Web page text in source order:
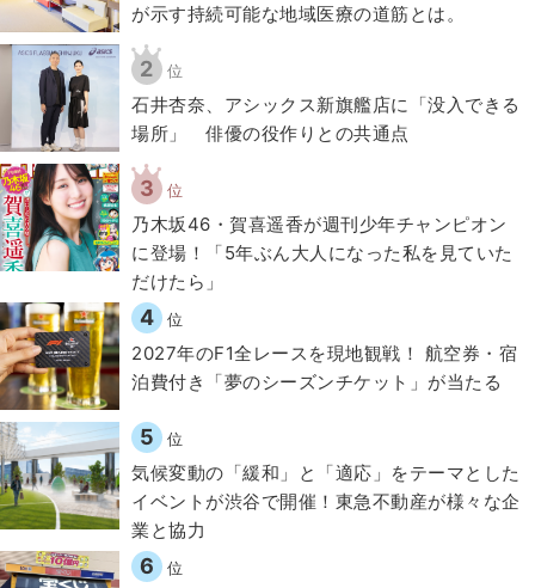
が示す持続可能な地域医療の道筋とは。
2 位
石井杏奈、アシックス新旗艦店に「没入できる
場所」 俳優の役作りとの共通点
3 位
乃木坂46・賀喜遥香が週刊少年チャンピオン
に登場！「5年ぶん大人になった私を見ていた
だけたら」
4 位
2027年のF1全レースを現地観戦！ 航空券・宿
泊費付き「夢のシーズンチケット」が当たる
5 位
気候変動の「緩和」と「適応」をテーマとした
イベントが渋谷で開催！東急不動産が様々な企
業と協力
6 位